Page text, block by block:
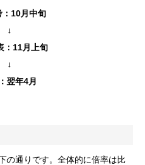
：10月中旬
↓
：11月上旬
↓
翌年4月
の通りです。全体的に倍率は比